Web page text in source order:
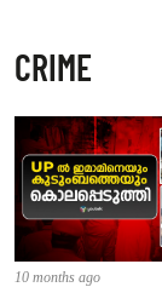
CRIME
10 months ago